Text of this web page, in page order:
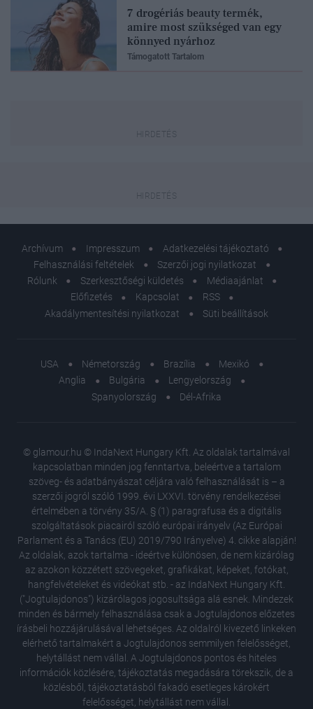
7 drogériás beauty termék,
amire most szükséged van egy
könnyed nyárhoz
Támogatott Tartalom
Archívum Impresszum
Adatkezelési tájékoztató
Felhasználási feltételek
Szerzői jogi nyilatkozat
Rólunk
Szerkesztőségi küldetés
Médiaajánlat
Előfizetés
Kapcsolat
RSS
Akadálymentesítési nyilatkozat
Süti beállítások
USA Németország Brazília
Mexikó
Anglia
Bulgária
Lengyelország
Spanyolország
Dél-Afrika
© glamour.hu © IndaNext Hungary Kft. Az oldalak tartalmával
kapcsolatban minden jog fenntartva, beleértve a tartalom
szöveg- és adatbányászat céljára való felhasználását is – a
szerzői jogról szóló 1999. évi LXXVI. törvény rendelkezései
értelmében a törvény 35/A. § (1) paragrafusa és a digitális
szolgáltatások piacairól szóló európai irányelv (Az Európai
Parlament és a Tanács (EU) 2019/790 Irányelve) 4. cikke alapján!
Az oldalak, azok tartalma - ideértve különösen, de nem kizárólag
az azokon közzétett szövegeket, grafikákat, képeket, fotókat,
hangfelvételeket és videókat stb. - az IndaNext Hungary Kft.
("Jogtulajdonos") kizárólagos jogosultsága alá esnek. Mindezek
minden és bármely felhasználása csak a Jogtulajdonos előzetes
írásbeli hozzájárulásával lehetséges. Az oldalról kivezető linkeken
elérhető tartalmakért a Jogtulajdonos semmilyen felelősséget,
helytállást nem vállal. A Jogtulajdonos pontos és hiteles
információk közlésére, tájékoztatás megadására törekszik, de a
közlésből, tájékoztatásból fakadó esetleges károkért
felelősséget, helytállást nem vállal.